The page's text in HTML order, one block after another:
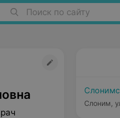
Поиск по сайту
Слоним,